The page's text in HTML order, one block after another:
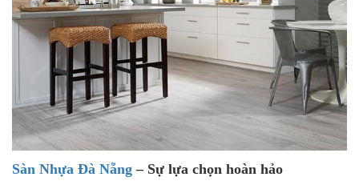
Sàn Nhựa Đà Nẵng – Sự lựa chọn hoàn hảo